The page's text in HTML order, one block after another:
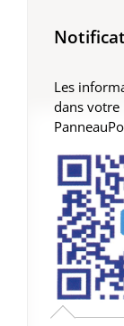
Les
dans votre